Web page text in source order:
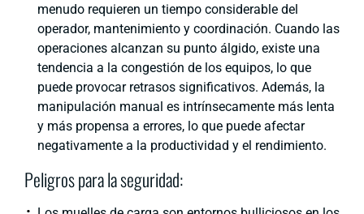
menudo requieren un tiempo considerable del
operador, mantenimiento y coordinación. Cuando las
operaciones alcanzan su punto álgido, existe una
tendencia a la congestión de los equipos, lo que
puede provocar retrasos significativos. Además, la
manipulación manual es intrínsecamente más lenta
y más propensa a errores, lo que puede afectar
negativamente a la productividad y el rendimiento.
Peligros para la seguridad: